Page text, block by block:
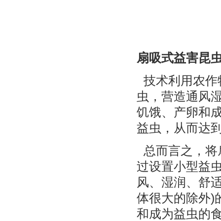
扇吸式益害昆
技术利用农
虫，营造通风
饥饿、产卵和
益虫，从而达
总而言之，
过设置小型益
风、湿润、舒
体很大的除外)
和成为益虫的